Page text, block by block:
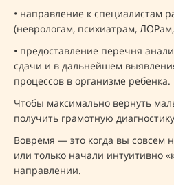
• направление к специалистам
(неврологам, психиатрам,
• предоставление перечня
сдачи и в дальнейшем
процессов в организме ребенка.
Чтобы максимально вернуть
получить грамотную
Вовремя — это когда вы совсем
или только начали интуитивно
направлении.